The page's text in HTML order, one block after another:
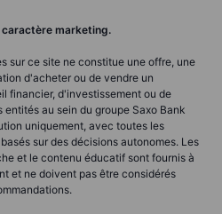
marketing.
sur ce site ne constitue une offre, une
d'acheter ou de vendre un
financier, d'investissement ou de
au sein du groupe Saxo Bank
uniquement, avec toutes les
sur des décisions autonomes. Les
et le contenu éducatif sont fournis à
et ne doivent pas être considérés